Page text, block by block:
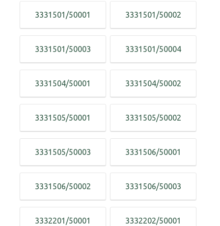
3331501/50001 3331501/50002
3331501/50003 3331501/50004
3331504/50001 3331504/50002
3331505/50001 3331505/50002
3331505/50003 3331506/50001
3331506/50002 3331506/50003
3332201/50001 3332202/50001